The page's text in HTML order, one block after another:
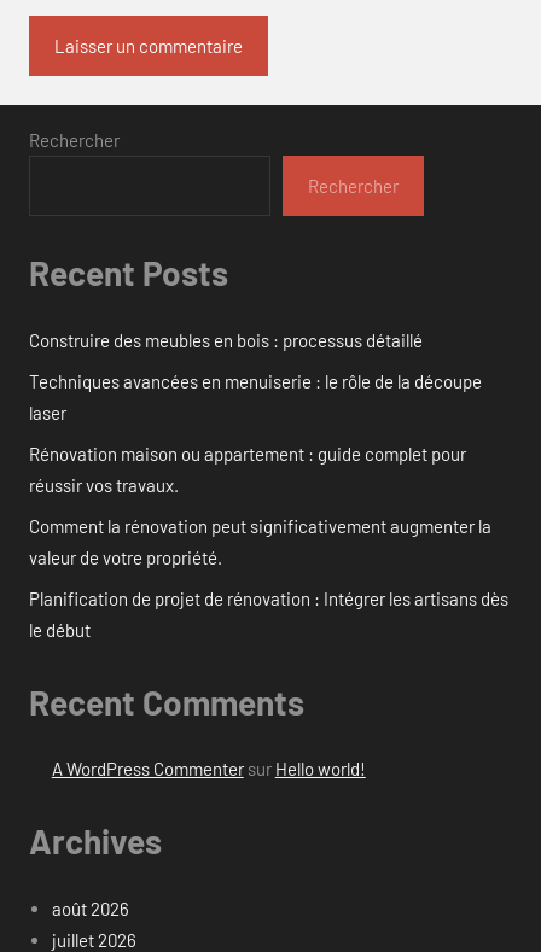
Rechercher
Rechercher
Recent Posts
Construire des meubles en bois : processus détaillé
Techniques avancées en menuiserie : le rôle de la découpe
laser
Rénovation maison ou appartement : guide complet pour
réussir vos travaux.
Comment la rénovation peut significativement augmenter la
valeur de votre propriété.
Planification de projet de rénovation : Intégrer les artisans dès
le début
Recent Comments
A WordPress Commentersur Hello world!
Archives
août 2026
juillet 2026